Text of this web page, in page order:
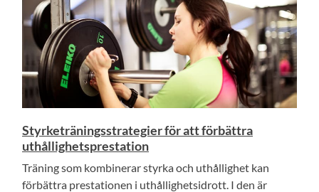
Styrketräningsstrategier för att förbättra
uthållighetsprestation
Träning som kombinerar styrka och uthållighet kan
förbättra prestationen i uthållighetsidrott. I den är